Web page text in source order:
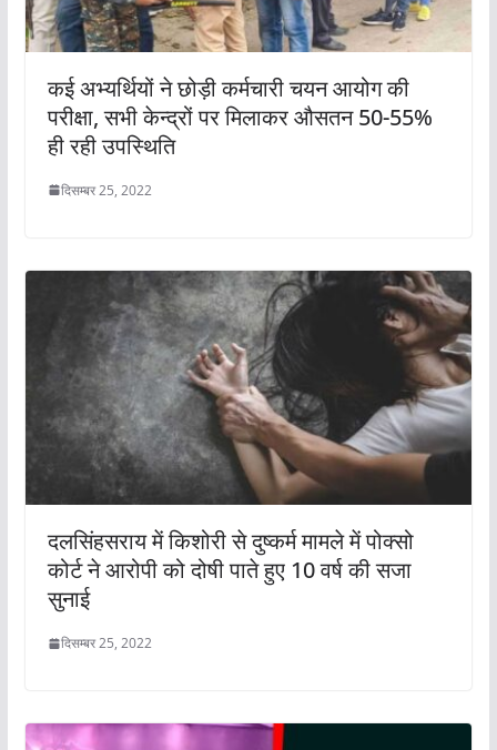
कई अभ्यर्थियों ने छोड़ी कर्मचारी चयन आयोग की
परीक्षा, सभी केन्द्रों पर मिलाकर औसतन 50-55%
ही रही उपस्थिति
दिसम्बर 25, 2022
दलसिंहसराय में किशोरी से दुष्कर्म मामले में पोक्सो
कोर्ट ने आरोपी को दोषी पाते हुए 10 वर्ष की सजा
सुनाई
दिसम्बर 25, 2022